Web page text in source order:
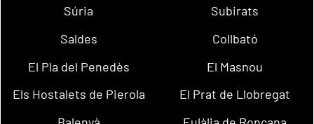
Súria
Subirats
Saldes
Collbató
El Pla del Penedès
El Masnou
Els Hostalets de Pierola
El Prat de Llobregat